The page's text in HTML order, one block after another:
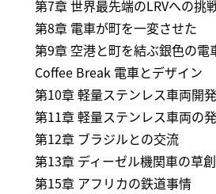
第7章 世界最先端のLRVへの挑
第8章 電車が町を一変させた
第9章 空港と町を結ぶ銀色の電
Coffee Break 電車とデザイン
第10章 軽量ステンレス車両開
第11章 軽量ステンレス車両の
第12章 ブラジルとの交流
第13章 ディーゼル機関車の草
第15章 アフリカの鉄道事情